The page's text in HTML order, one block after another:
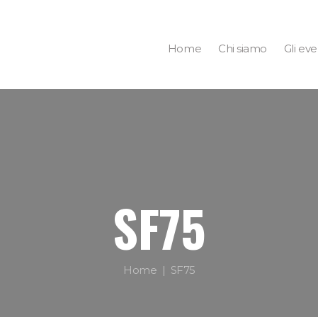
Home Chi siamo Gli
SF75
Home SF75